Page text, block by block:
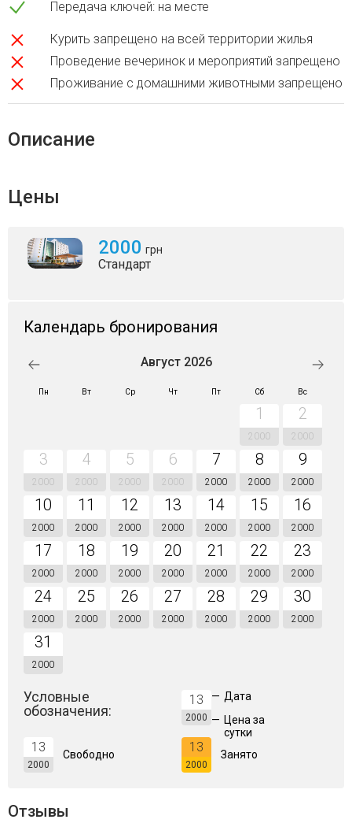
Передача ключей: на месте
Курить запрещено на всей территории жилья
Проведение вечеринок и мероприятий запрещено
Проживание с домашними животными запрещено
Описание
Цены
2000 грн
Стандарт
Календарь бронирования
Август 2026
Пн Вт Ср Чт Пт Сб Вс
1
2000
2
2000
3
2000
4
2000
5
2000
6
2000
7
2000
8
2000
9
2000
10
2000
11
2000
12
2000
13
2000
14
2000
15
2000
16
2000
17
2000
18
2000
19
2000
20
2000
21
2000
22
2000
23
2000
24
2000
25
2000
26
2000
27
2000
28
2000
29
2000
30
2000
31
2000
Условные
обозначения:
13
2000
— Дата
— Цена за
сутки
13
2000
Свободно
13
2000
Занято
Отзывы